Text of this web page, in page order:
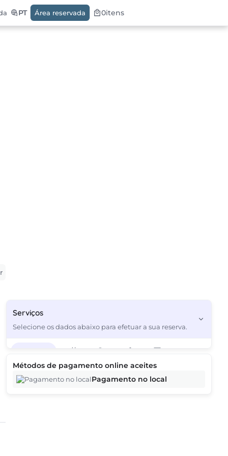
PT Área reservada 0itens
Serviços
Selecione os dados abaixo para efetuar a sua reserva.
Métodos de pagamento online aceites
Pagamento no local